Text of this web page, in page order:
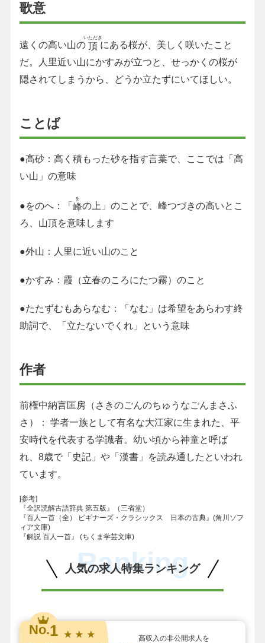
歌意
遠くの高い山の 頂
いただき
にある桜が、美しく咲いたこと
だ。人里近い山にかすみが立つと、せっかくの桜が
隠されてしまうから、どうか立たずにいてほしい。
ことば
●高砂：高く積もった砂を指す言葉で、ここでは「高
い山」の意味
●をのへ：「峰
を
の上」のことで、峰つづきの高いとこ
ろ、山頂を意味します
●外山：人里に近い山のこと
●かすみ：霞（立春のころにたつ霧）のこと
●たたずむもあらなむ：「なむ」は希望をあらわす終
助詞で、「立たないでくれ」という意味
作者
前権中納言匡房（さきのごんのちゅうなごんまさふ
さ）： 学者一族として有名な大江家に生まれた、平
安時代を代表する学識者。幼い頃から神童と呼ば
れ、8歳で「史記」や「漢書」を読み通したといわれ
ています。
[参考]
『全訳読解古語辞典 第五版』（三省堂）
『百人一首（全） ビギナーズ・クラシックス 日本の古典』(角川ソフ
ィア文庫)
『解説 百人一首』 (ちくま学芸文庫)
人気の求人特集ランキング
Ranking
No.1 ★ ★ ★
高収入の非公開求人を